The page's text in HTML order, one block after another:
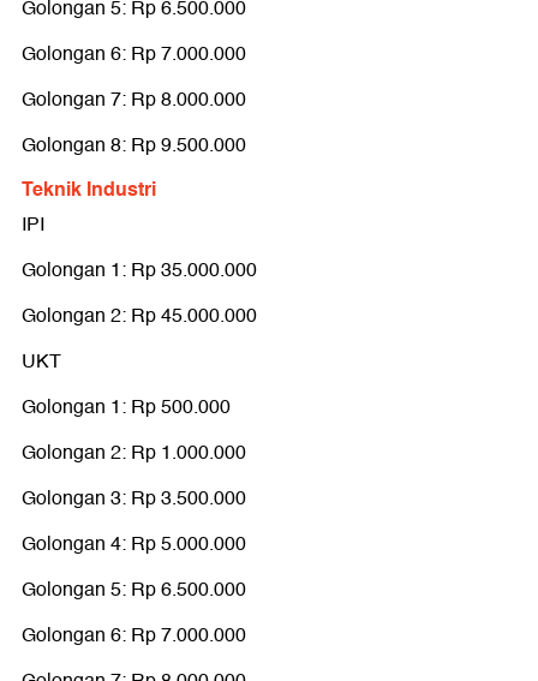
Golongan 5: Rp 6.500.000
Golongan 6: Rp 7.000.000
Golongan 7: Rp 8.000.000
Golongan 8: Rp 9.500.000
Teknik Industri
IPI
Golongan 1: Rp 35.000.000
Golongan 2: Rp 45.000.000
UKT
Golongan 1: Rp 500.000
Golongan 2: Rp 1.000.000
Golongan 3: Rp 3.500.000
Golongan 4: Rp 5.000.000
Golongan 5: Rp 6.500.000
Golongan 6: Rp 7.000.000